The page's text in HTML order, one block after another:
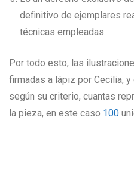
definitivo de ejemplares
técnicas empleadas.
Por todo esto, las
firmadas a lápiz por Cecilia,
según su criterio, cuantas
la pieza, en este caso 100